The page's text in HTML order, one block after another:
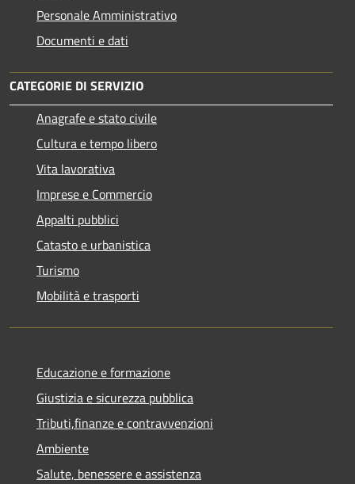
Personale Amministrativo
Documenti e dati
CATEGORIE DI SERVIZIO
Anagrafe e stato civile
Cultura e tempo libero
Vita lavorativa
Imprese e Commercio
Appalti pubblici
Catasto e urbanistica
Turismo
Mobilità e trasporti
Educazione e formazione
Giustizia e sicurezza pubblica
Tributi,finanze e contravvenzioni
Ambiente
Salute, benessere e assistenza